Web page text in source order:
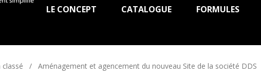
LE CONCEPT CATALOGUE FORMULES
classé / Aménagement et agencement du nouveau Site de la société DDS